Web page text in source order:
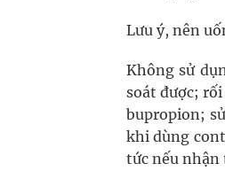
Lưu ý, nên
Không sử
soát được;
bupropion;
khi dùng
tức nếu nhận